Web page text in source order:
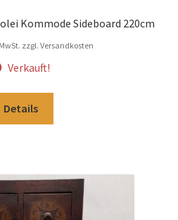
Kommode Sideboard 220cm
zzgl. Versandkosten
Verkauft!
Details